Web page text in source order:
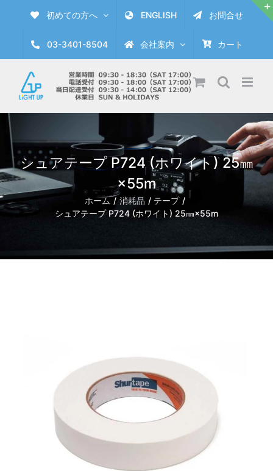
初めての方へ ENGLISH お問合せ
03-3401-8504 会社案内 カート
シュアテープ P724 (ホワイト) 25㎜
×55m
ホーム 消耗品
テープ
シュアテープ P724 (ホワイト) 25㎜×55m